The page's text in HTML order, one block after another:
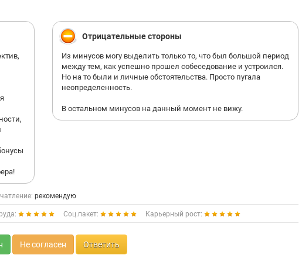
И
Отрицательные стороны
Из минусов могу выделить только то, что был большой период
между тем, как успешно прошел собеседование и устроился.
Но на то были и личные обстоятельства. Просто пугала
неопределенность.
В остальном минусов на данный момент не вижу.
рекомендую
Соц.пакет: Карьерный рост:
Не согласен Ответить